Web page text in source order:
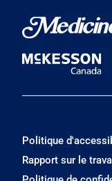
Politique
Rapport sur le